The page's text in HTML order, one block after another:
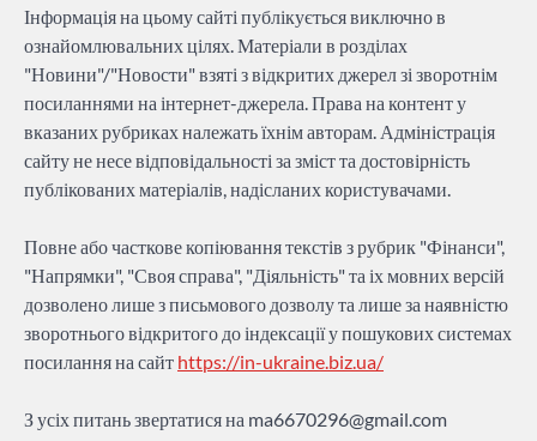
Інформація на цьому сайті публікується виключно в
ознайомлювальних цілях. Матеріали в розділах
"Новини"/"Новости" взяті з відкритих джерел зі зворотнім
посиланнями на інтернет-джерела. Права на контент у
вказаних рубриках належать їхнім авторам. Адміністрація
сайту не несе відповідальності за зміст та достовірність
публікованих матеріалів, надісланих користувачами.
Повне або часткове копіювання текстів з рубрик "Фінанси",
"Напрямки", "Своя справа", "Діяльність" та іх мовних версій
дозволено лише з письмового дозволу та лише за наявністю
зворотнього відкритого до індексації у пошукових системах
посилання на сайт https://in-ukraine.biz.ua/
З усіх питань звертатися на ma6670296@gmail.com